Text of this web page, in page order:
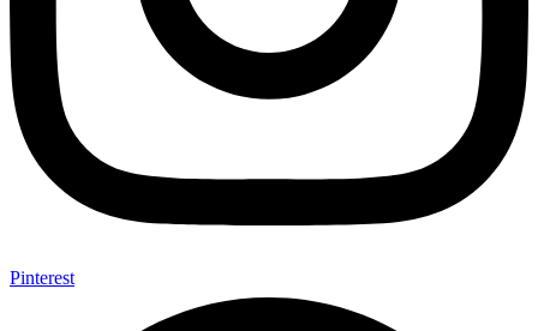
Pinterest